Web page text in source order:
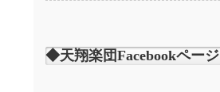
◆天翔楽団Facebookページ